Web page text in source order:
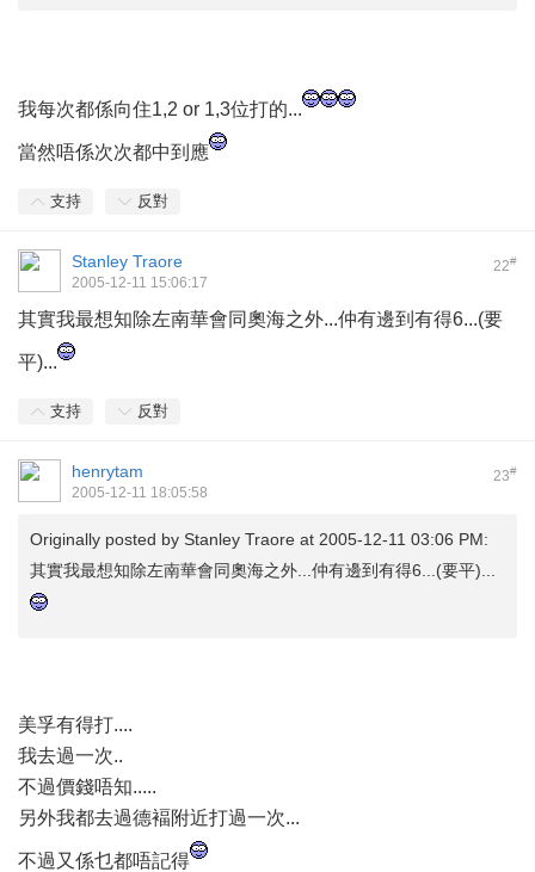
我每次都係向住1,2 or 1,3位打的...
當然唔係次次都中到應
支持 反對
22#
Stanley Traore
2005-12-11 15:06:17
其實我最想知除左南華會同奧海之外...仲有邊到有得6...(要
平)...
支持 反對
23#
henrytam
2005-12-11 18:05:58
Originally posted by Stanley Traore at 2005-12-11 03:06 PM:
其實我最想知除左南華會同奧海之外...仲有邊到有得6...(要平)...
美孚有得打....
我去過一次..
不過價錢唔知.....
另外我都去過德褔附近打過一次...
不過又係乜都唔記得